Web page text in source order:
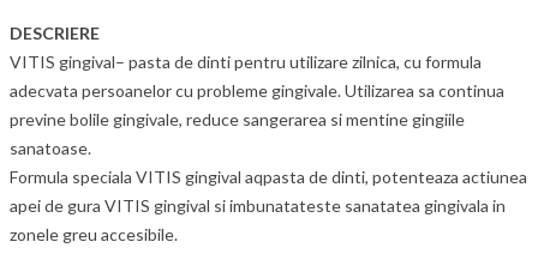
DESCRIERE
VITIS gingival– pasta de dinti pentru utilizare zilnica, cu formula
adecvata persoanelor cu probleme gingivale. Utilizarea sa continua
previne bolile gingivale, reduce sangerarea si mentine gingiile
sanatoase.
Formula speciala VITIS gingival aqpasta de dinti, potenteaza actiunea
apei de gura VITIS gingival si imbunatateste sanatatea gingivala in
zonele greu accesibile.